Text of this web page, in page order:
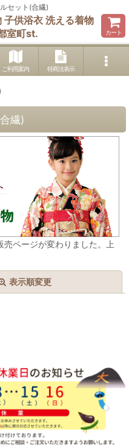
セット(合繊)
子供浴衣 洗える着物
室町st.
カート
ご利用案内 特商法表示
繊)
ページが変わりました。上
表示順変更